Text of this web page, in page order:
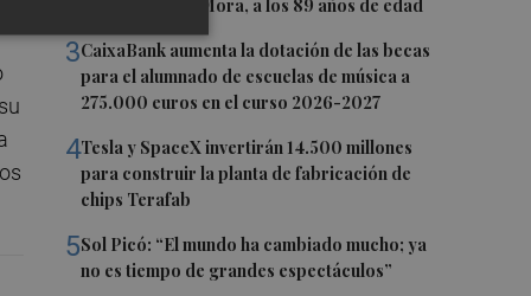
Andrés Gómez Mora, a los 89 años de edad
3CaixaBank aumenta la dotación de las becas
para el alumnado de escuelas de música a
275.000 euros en el curso 2026-2027
4Tesla y SpaceX invertirán 14.500 millones
para construir la planta de fabricación de
chips Terafab
5Sol Picó: “El mundo ha cambiado mucho; ya
no es tiempo de grandes espectáculos”